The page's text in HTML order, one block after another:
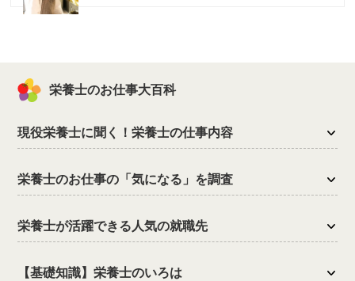
栄養士のお仕事大百科
現役栄養士に聞く！栄養士の仕事内容
栄養士のお仕事の「気になる」を調査
栄養士が活躍できる人気の就職先
【基礎知識】栄養士のいろは